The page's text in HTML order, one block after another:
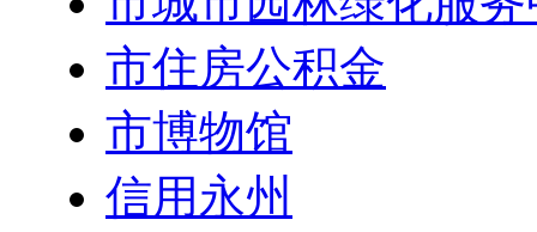
市住房公积金
市博物馆
信用永州